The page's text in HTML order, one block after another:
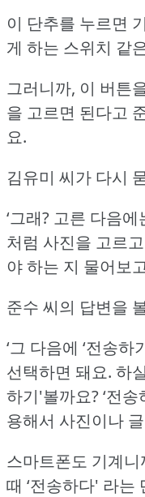
이 단추를 누르면
게 하는 스위치 같
그러니까, 이 버튼
을 고르면 된다고
요.
김유미 씨가 다시
‘그래? 고른 다음에
처럼 사진을 고르
야 하는 지 물어보
준수 씨의 답변을
‘그 다음에 ‘전송
선택하면 돼요. 하
하기'볼까요?‘전
용해서 사진이나
스마트폰도 기계
때 ‘전송하다' 라는